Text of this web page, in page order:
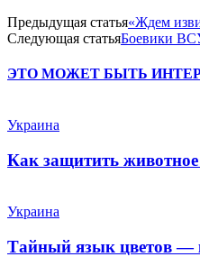
Предыдущая статья«Ждем
Следующая статьяБоевики
ЭТО МОЖЕТ БЫТЬ
Украина
Как защитить
Украина
Тайный язык цветов —